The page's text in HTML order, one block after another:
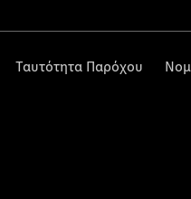
Ταυτότητα Παρόχου